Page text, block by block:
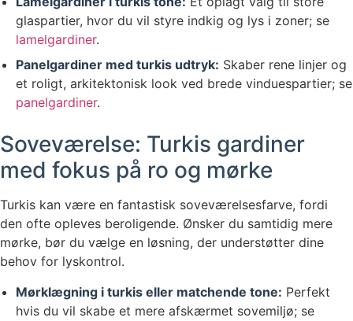
glaspartier, hvor du vil styre indkig og lys i zoner; se
lamelgardiner.
Panelgardiner med turkis udtryk: Skaber rene linjer og
et roligt, arkitektonisk look ved brede vinduespartier; se
panelgardiner.
Soveværelse: Turkis gardiner
med fokus på ro og mørke
Turkis kan være en fantastisk soveværelsesfarve, fordi
den ofte opleves beroligende. Ønsker du samtidig mere
mørke, bør du vælge en løsning, der understøtter dine
behov for lyskontrol.
Mørklægning i turkis eller matchende tone: Perfekt
hvis du vil skabe et mere afskærmet sovemiljø; se